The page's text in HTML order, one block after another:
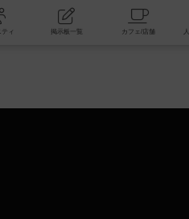
コミュニティ 掲示板一覧